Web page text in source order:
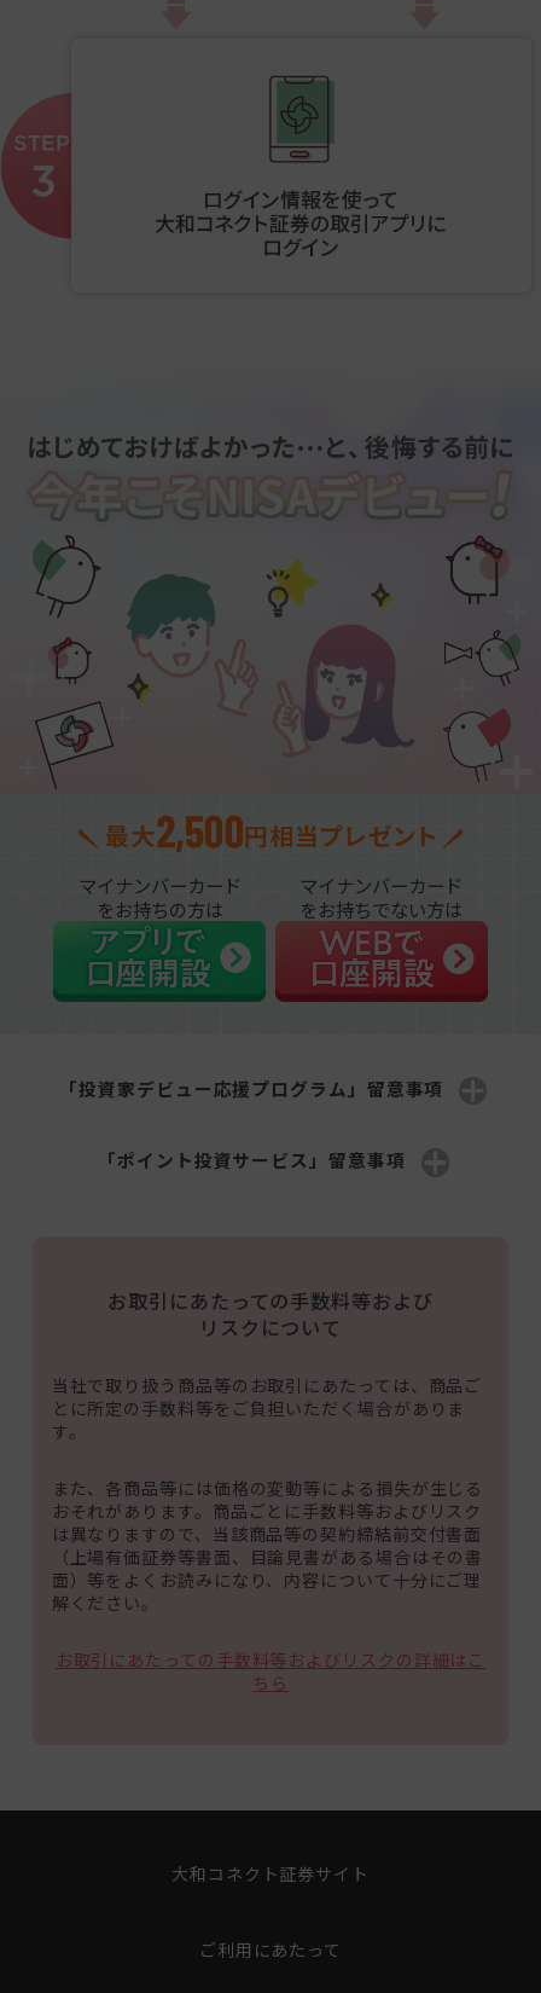
マイナンバーカード
をお持ちの方は
マイナンバーカード
をお持ちでない方は
「投資家デビュー応援プログラム」留意事項
「ポイント投資サービス」留意事項
お取引にあたっての手数料等および
リスクについて
当社で取り扱う商品等のお取引にあたっては、商品ご
とに所定の手数料等をご負担いただく場合がありま
す。
また、各商品等には価格の変動等による損失が生じる
おそれがあります。商品ごとに手数料等およびリスク
は異なりますので、当該商品等の契約締結前交付書面
（上場有価証券等書面、目論見書がある場合はその書
面）等をよくお読みになり、内容について十分にご理
解ください。
お取引にあたっての手数料等およびリスクの詳細はこ
ちら
大和コネクト証券サイト
ご利用にあたって